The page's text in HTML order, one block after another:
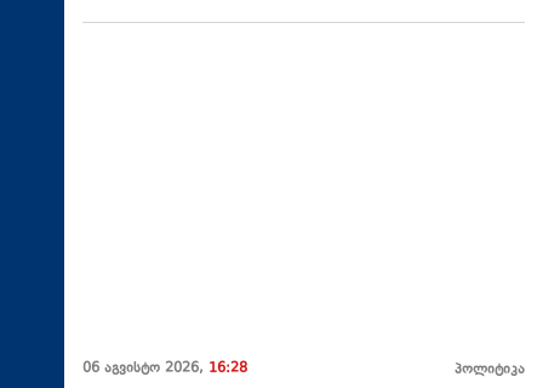
06 აგვისტო 2026, 16:28 პოლიტიკა